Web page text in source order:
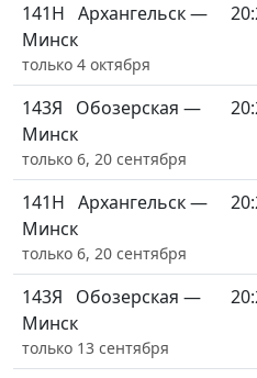
141Н Архангельск —
Минск
только 4 октября
143Я
Обозерская —
Минск
только 6, 20 сентября
141Н Архангельск —
Минск
только 6, 20 сентября
143Я
Обозерская —
Минск
только 13 сентября